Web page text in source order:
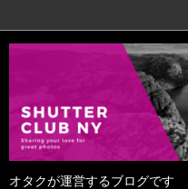
オタクが運営するブログです